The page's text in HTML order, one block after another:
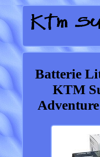
Batterie
KTM
Adventure